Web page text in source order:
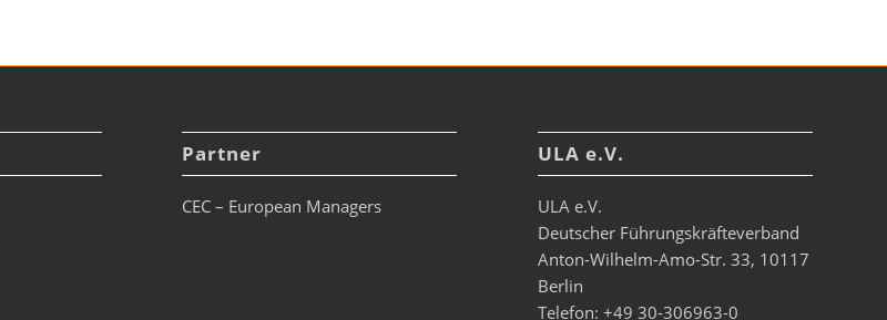
Partner
CEC – European Managers
ULA e.V.
ULA e.V.
Deutscher Führungskräfteverband
Anton-Wilhelm-Amo-Str. 33, 10117
Berlin
Telefon: +49 30-306963-0